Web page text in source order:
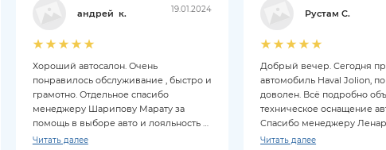
андрей к. 19.01.2024
Хороший автосалон. Очень
понравилось обслуживание , быстро и
грамотно. Отдельное спасибо
менеджеру Шарипову Марату за
помощь в выборе авто и лояльность к
клиентам. Покупкой довольны на все
Читать далее
Рустам С.
Добрый вечер. Сегодня
автомобиль Haval Jolion,
доволен. Всё подробно
техническое оснащение
Спасибо менеджеру
Читать далее